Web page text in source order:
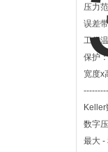
压力
误差
工作
保护
宽度x
Keller
数字
最大 -